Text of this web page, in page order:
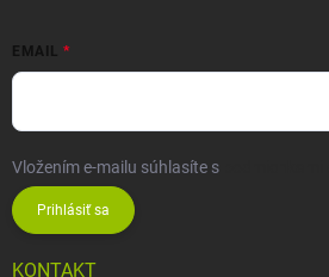
EMAIL
Vložením e-mailu súhlasíte s
Prihlásiť sa
KONTAKT